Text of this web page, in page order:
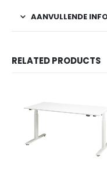
AANVULLENDE
RELATED PRODUCTS